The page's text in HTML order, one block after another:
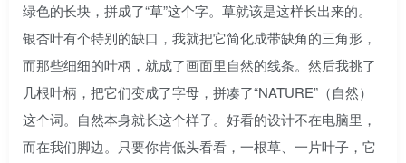
绿色的长块，拼成了“草”这个字。草就该是这样长出来的。
银杏叶有个特别的缺口，我就把它简化成带缺角的三角形，
而那些细细的叶柄，就成了画面里自然的线条。然后我挑了
几根叶柄，把它们变成了字母，拼凑了“NATURE”（自然）
这个词。自然本身就长这个样子。好看的设计不在电脑里，
而在我们脚边。只要你肯低头看看，一根草、一片叶子，它